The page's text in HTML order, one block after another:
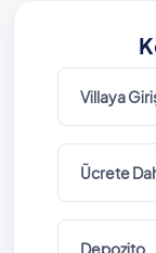
Villaya
Ücrete
Depozito